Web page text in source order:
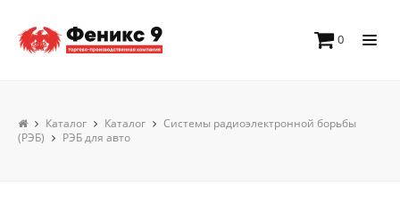
0
Каталог Каталог
Системы радиоэлектронной борьбы
(РЭБ)
РЭБ для авто